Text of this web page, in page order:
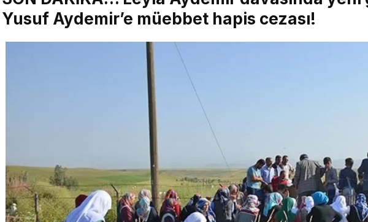
Yusuf Aydemir’e müebbet hapis cezası!